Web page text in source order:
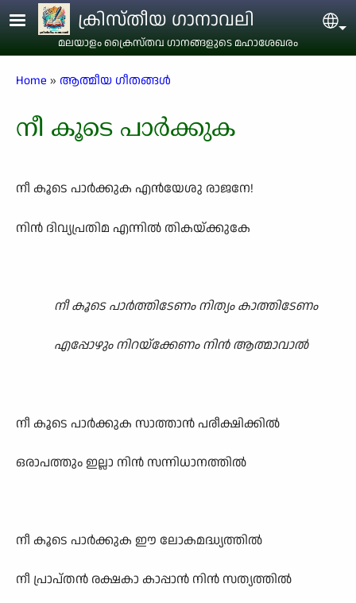
Skip to main contentക്രിസ്തീയ ഗാനാവലി
മലയാളം ക്രൈസ്തവ ഗാനങ്ങളുടെ മഹാശേഖരം
Breadcrumb
Home ആത്മീയ ഗീതങ്ങൾ
നീ കൂടെ പാർക്കുക
നീ കൂടെ പാർക്കുക എൻയേശു രാജനേ!
നിൻ ദിവ്യപ്രതിമ എന്നിൽ തികയ്ക്കുകേ
നീ കൂടെ പാർത്തിടേണം നിത്യം കാത്തിടേണം
എപ്പോഴും നിറയ്ക്കേണം നിൻ ആത്മാവാൽ
നീ കൂടെ പാർക്കുക സാത്താൻ പരീക്ഷിക്കിൽ
ഒരാപത്തും ഇല്ലാ നിൻ സന്നിധാനത്തിൽ
നീ കൂടെ പാർക്കുക ഈ ലോകമദ്ധ്യത്തിൽ
നീ പ്രാപ്തൻ രക്ഷകാ കാപ്പാൻ നിൻ സത്യത്തിൽ